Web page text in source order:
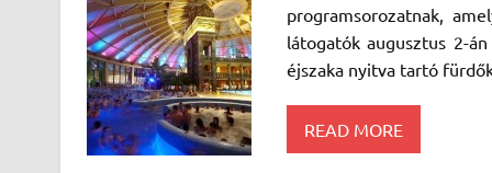
programsorozatnak,
látogatók augusztus 2-
éjszaka nyitva tartó
READ MORE